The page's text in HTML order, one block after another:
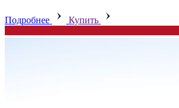
Подробнее Купить